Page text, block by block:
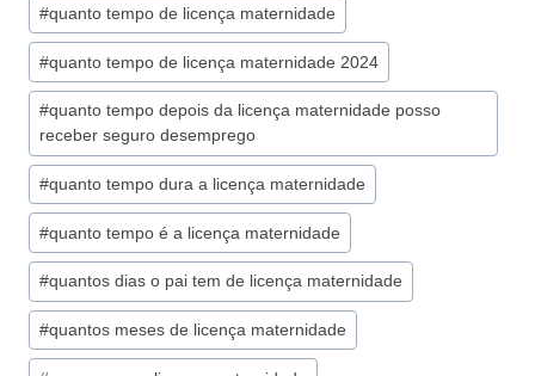
#quanto tempo de licença maternidade
#quanto tempo de licença maternidade 2024
#quanto tempo depois da licença maternidade posso
receber seguro desemprego
#quanto tempo dura a licença maternidade
#quanto tempo é a licença maternidade
#quantos dias o pai tem de licença maternidade
#quantos meses de licença maternidade